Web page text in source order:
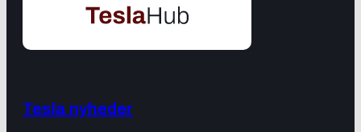
Tesla nyheder